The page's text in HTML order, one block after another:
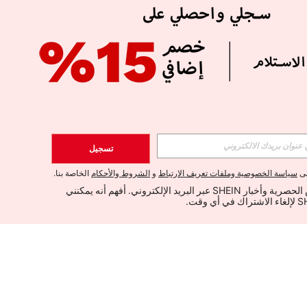
تسجيل
سياسة الخصوصية وملفات تعريف الارتباط و الشروط والأحكام الخاصة بنا.
أود تلقي العروض الحصرية وأخبار SHEIN عبر البريد الإلكتروني. أفهم أنه يمكنني